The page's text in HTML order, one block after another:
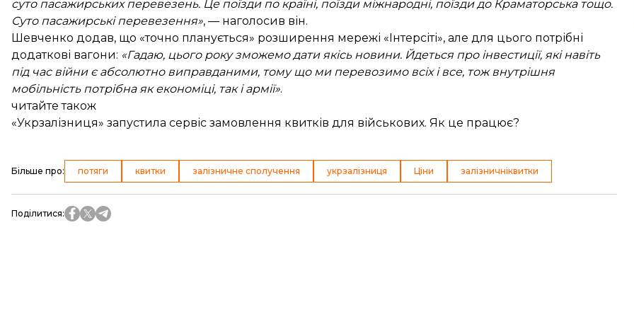
суто пасажирських перевезень. Це поїзди по країні, поїзди міжнародні, поїзди до Краматорська тощо.
Суто пасажирські перевезення», — наголосив він.
Шевченко додав, що «точно планується» розширення мережі «Інтерсіті», але для цього потрібні
додаткові вагони: «Гадаю, цього року зможемо дати якісь новини. Йдеться про інвестиції, які навіть
під час війни є абсолютно виправданими, тому що ми перевозимо всіх і все, тож внутрішня
мобільність потрібна як економіці, так і армії».
читайте також
«Укрзалізниця» запустила сервіс замовлення квитків для військових. Як це працює?
Більше про: потяги квитки залізничне сполучення укрзалізниця Ціни залізничніквитки
Поділитися: